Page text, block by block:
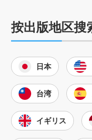
按出版地区搜
日本
台湾
イギリス